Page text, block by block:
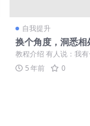
自我提升
换个角度，洞悉相
教程介绍 有人说：我有
买得起豪宅、名车、昂
宝，却买不到亲情、挚
5 年前 0